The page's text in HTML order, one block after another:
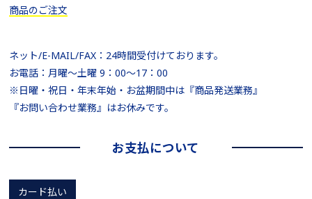
商品のご注文
ネット/E-MAIL/FAX：24時間受付けております。
お電話：月曜～土曜 9：00～17：00
※日曜・祝日・年末年始・お盆期間中は『商品発送業務』
『お問い合わせ業務』はお休みです。
お支払について
カード払い